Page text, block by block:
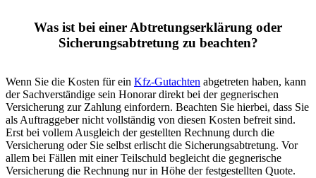
Was ist bei einer Abtretungserklärung oder
Sicherungsabtretung zu beachten?
Wenn Sie die Kosten für ein Kfz-Gutachten abgetreten haben, kann
der Sachverständige sein Honorar direkt bei der gegnerischen
Versicherung zur Zahlung einfordern. Beachten Sie hierbei, dass Sie
als Auftraggeber nicht vollständig von diesen Kosten befreit sind.
Erst bei vollem Ausgleich der gestellten Rechnung durch die
Versicherung oder Sie selbst erlischt die Sicherungsabtretung. Vor
allem bei Fällen mit einer Teilschuld begleicht die gegnerische
Versicherung die Rechnung nur in Höhe der festgestellten Quote.